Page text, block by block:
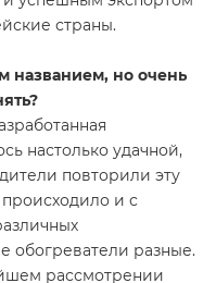
страны.
названием, но очень
настолько удачной,
повторили эту
и с
обогреватели разные.
рассмотрении